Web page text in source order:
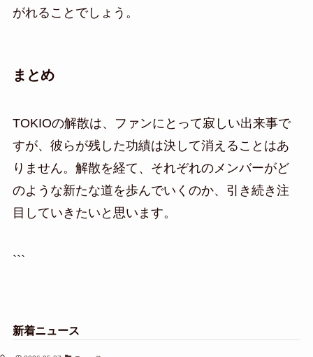
がれることでしょう。
まとめ
TOKIOの解散は、ファンにとって寂しい出来事で
すが、彼らが残した功績は決して消えることはあ
りません。解散を経て、それぞれのメンバーがど
のような新たな道を歩んでいくのか、引き続き注
目していきたいと思います。
```
新着ニュース